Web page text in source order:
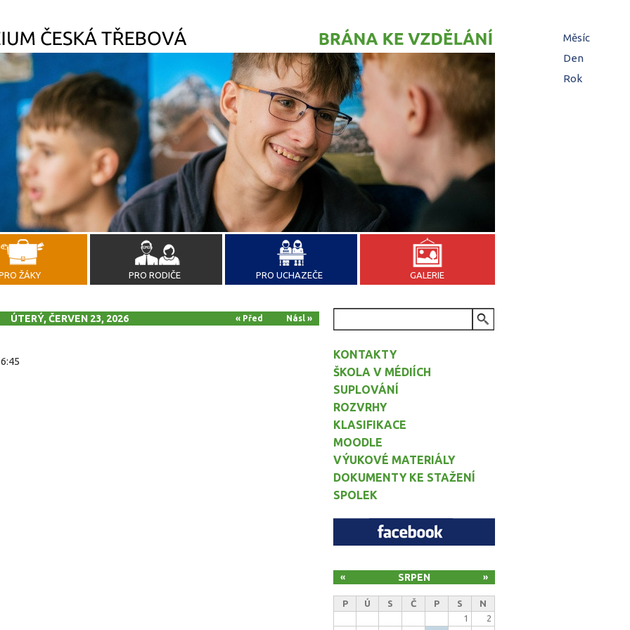
ŽÁKY PRO RODIČE PRO UCHAZEČE GALERIE
ÚTERÝ, ČERVEN 23, 2026 « Před Násl »
KONTAKTY
ŠKOLA V MÉDIÍCH
SUPLOVÁNÍ
ROZVRHY
KLASIFIKACE
MOODLE
VÝUKOVÉ MATERIÁLY
DOKUMENTY KE STAŽENÍ
SPOLEK
SRPEN
« »
P Ú S Č P S
N
1
2
Měsíc
Den(aktivní
Rok